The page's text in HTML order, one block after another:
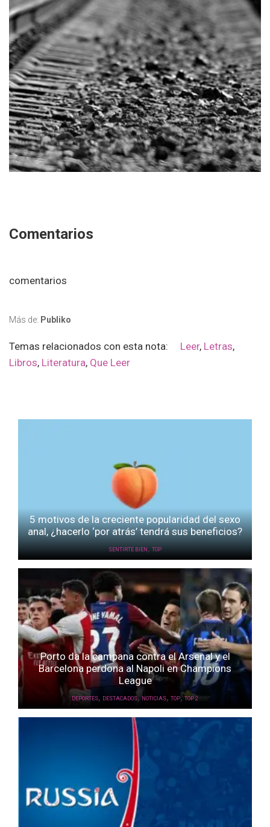
Comentarios
comentarios
Más de: Publiko
Temas relacionados con esta nota: Leer, Letras,
Libros, Literatura, Que Leer
5 motivos de la creciente popularidad del sexo
anal, ¿hacerlo ‘por atrás’ tendrá sus beneficios?
SENTIRTE BIEN ,TOP
Porto da la campana contra el Arsenal y el
Barcelona perdona al Napoli en Champions
League
DEPORTES, DESTACADOS, NOTICIAS, TOP,TOP 2